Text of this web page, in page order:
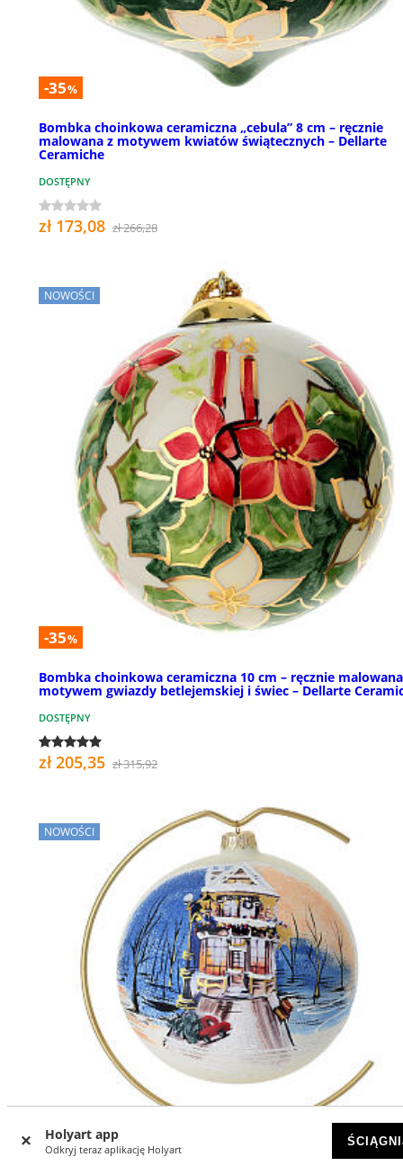
Holyart app
Odkryj teraz aplikację Holyart
-35%
Bombka choinkowa ceramiczna „cebula” 8 cm – ręcznie
malowana z motywem kwiatów świątecznych – Dellarte
Ceramiche
DOSTĘPNY
zł 173,08 zł 266,28
NOWOŚCI
-35%
Bombka choinkowa ceramiczna 10 cm – ręcznie
motywem gwiazdy betlejemskiej i świec – Dellarte
DOSTĘPNY
zł 205,35 zł 315,92
NOWOŚCI